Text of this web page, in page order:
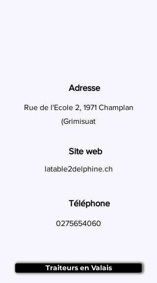
Adresse
Rue de l'Ecole 2, 1971 Champlan
(Grimisuat
Site web
latable2delphine.ch
Téléphone
0275654060
Traiteurs en Valais